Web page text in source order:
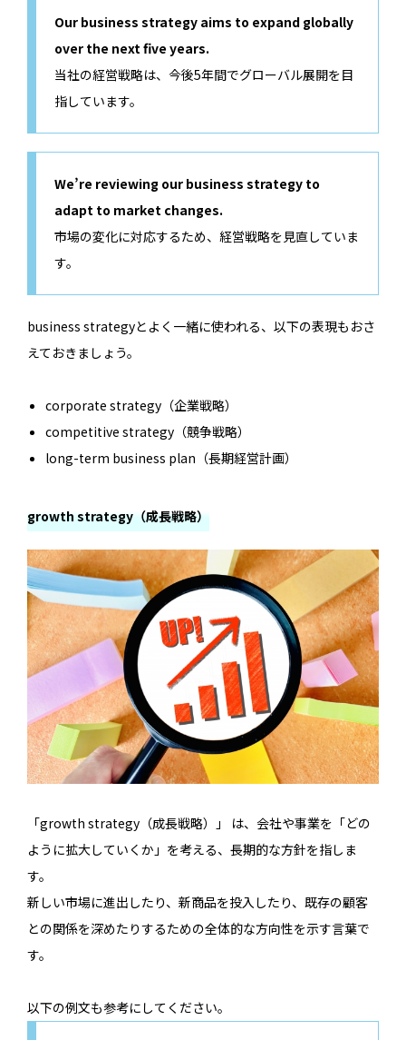
Our business strategy aims to expand globally
over the next five years.
当社の経営戦略は、今後5年間でグローバル展開を目
指しています。
We’re reviewing our business strategy to
adapt to market changes.
市場の変化に対応するため、経営戦略を見直していま
す。
business strategyとよく一緒に使われる、以下の表現もおさ
えておきましょう。
corporate strategy（企業戦略）
competitive strategy（競争戦略）
long-term business plan（長期経営計画）
growth strategy（成長戦略）
「growth strategy（成長戦略）」 は、会社や事業を「どの
ように拡大していくか」を考える、長期的な方針を指しま
す。
新しい市場に進出したり、新商品を投入したり、既存の顧客
との関係を深めたりするための全体的な方向性を示す言葉で
す。
以下の例文も参考にしてください。